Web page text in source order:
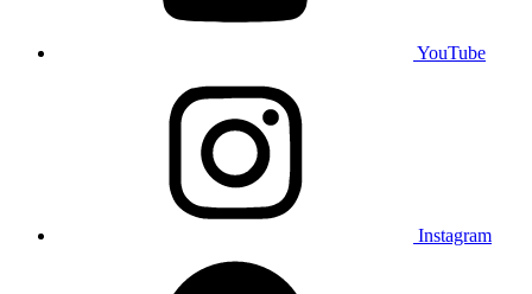
YouTube
Instagram